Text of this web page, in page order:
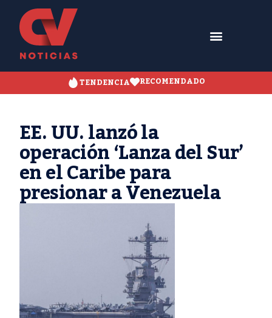
TENDENCIA RECOMENDADO
EE. UU. lanzó la
operación ‘Lanza del Sur’
en el Caribe para
presionar a Venezuela